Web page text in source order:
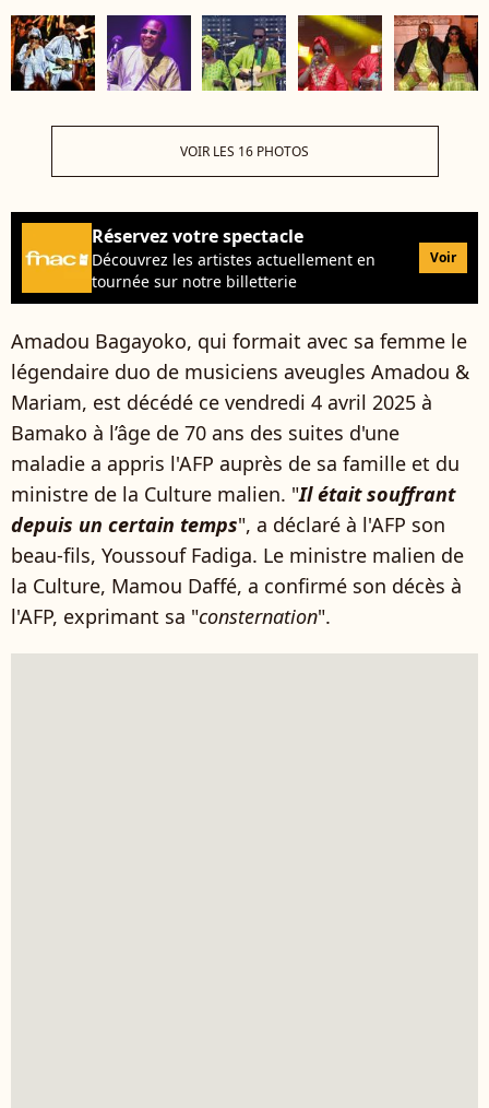
VOIR LES 16 PHOTOS
Réservez votre spectacle
Découvrez les artistes actuellement en
tournée sur notre billetterie
Voir
Amadou Bagayoko, qui formait avec sa femme le
légendaire duo de musiciens aveugles Amadou &
Mariam, est décédé ce vendredi 4 avril 2025 à
Bamako à l’âge de 70 ans des suites d'une
maladie a appris l'AFP auprès de sa famille et du
ministre de la Culture malien. "Il était souffrant
depuis un certain temps", a déclaré à l'AFP son
beau-fils, Youssouf Fadiga. Le ministre malien de
la Culture, Mamou Daffé, a confirmé son décès à
l'AFP, exprimant sa "consternation".